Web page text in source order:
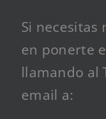
Si necesitas
en ponerte
llamando al
email a: